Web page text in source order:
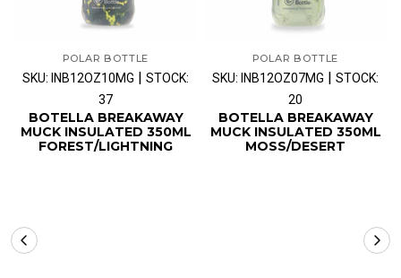
POLAR BOTTLE
SKU: INB12OZ10MG
STOCK:
37
BOTELLA BREAKAWAY
MUCK INSULATED 350ML
FOREST/LIGHTNING
POLAR BOTTLE
SKU: INB12OZ07MG
STOCK:
20
BOTELLA BREAKAWAY
MUCK INSULATED 350ML
MOSS/DESERT